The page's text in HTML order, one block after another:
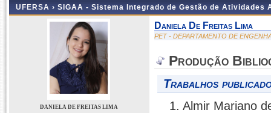
UFERSA › SIGAA - Sistema Integrado de Gestão de Atividades
DANIELA DE FREITAS LIMA
Daniela De Freitas Lima
PET - DEPARTAMENTO DE
Produção
Trabalhos
1. Almir Mariano